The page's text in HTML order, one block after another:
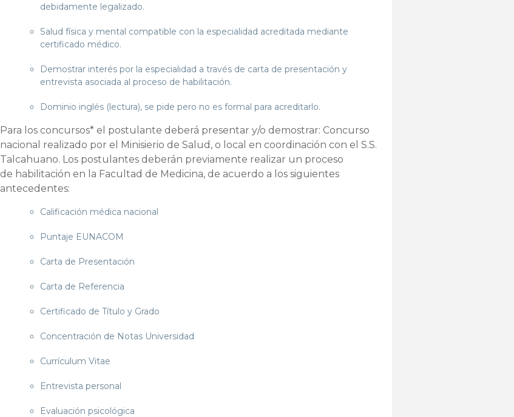
debidamente legalizado.
Salud física y mental compatible con la especialidad acreditada mediante
certificado médico.
Demostrar interés por la especialidad a través de carta de presentación y
entrevista asociada al proceso de habilitación.
Dominio inglés (lectura), se pide pero no es formal para acreditarlo.
Para los concursos* el postulante deberá presentar y/o demostrar: Concurso
nacional realizado por el Minisierio de Salud, o local en coordinación con el S.S.
Talcahuano. Los postulantes deberán previamente realizar un proceso
de habilitación en la Facultad de Medicina, de acuerdo a los siguientes
antecedentes:
Calificación médica nacional
Puntaje EUNACOM
Carta de Presentación
Carta de Referencia
Certificado de Título y Grado
Concentración de Notas Universidad
Currículum Vitae
Entrevista personal
Evaluación psicológica